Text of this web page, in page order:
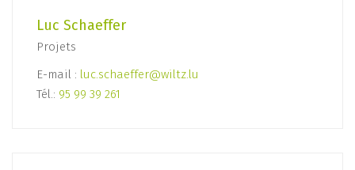
Luc Schaeffer
Projets
E-mail : luc.schaeffer@wiltz.lu
Tél.: 95 99 39 261